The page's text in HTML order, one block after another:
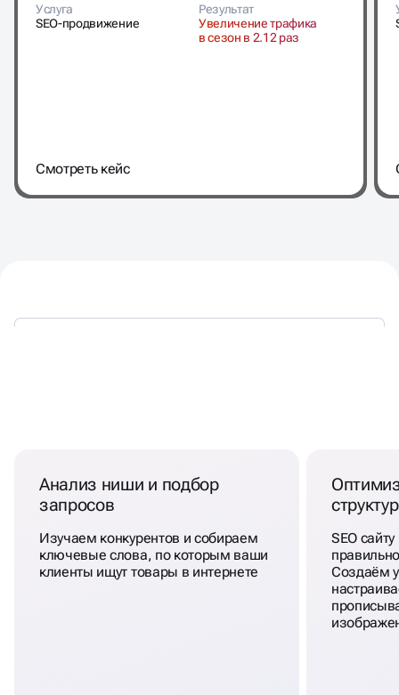
Услуга
SEO-продвижение
Результат
Увеличение трафика
в сезон в 2.12 раз
Cмотреть кейс
Анализ ниши и подбор
запросов
Изучаем конкурентов и собираем
ключевые слова, по которым ваши
клиенты ищут товары в интернете
SEO
Создаём